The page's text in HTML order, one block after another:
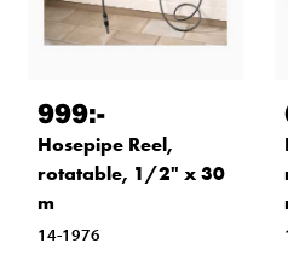
999:-
Hosepipe Reel,
rotatable, 1/2" x 30
m
14-1976